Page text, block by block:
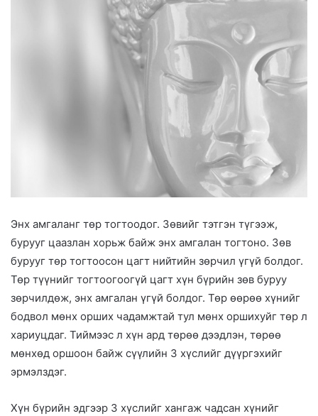
Энх амгаланг төр тогтоодог. Зөвийг тэтгэн түгээж,
бурууг цаазлан хорьж байж энх амгалан тогтоно. Зөв
бурууг төр тогтоосон цагт нийтийн зөрчил үгүй болдог.
Төр түүнийг тогтоогоогүй цагт хүн бүрийн зөв буруу
зөрчилдөж, энх амгалан үгүй болдог. Төр өөрөө хүнийг
бодвол мөнх орших чадамжтай тул мөнх оршихуйг төр л
хариуцдаг. Тиймээс л хүн ард төрөө дээдлэн, төрөө
мөнхөд оршоон байж сүүлийн 3 хүслийг дүүргэхийг
эрмэлздэг.
Хүн бүрийн эдгээр 3 хүслийг хангаж чадсан хүнийг